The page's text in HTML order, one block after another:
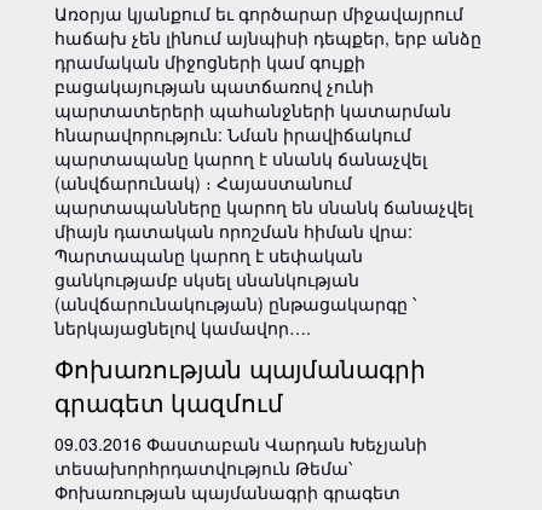
Առօրյա կյանքում եւ գործարար միջավայրում
հաճախ չեն լինում այնպիսի դեպքեր, երբ անձը
դրամական միջոցների կամ գույքի
բացակայության պատճառով չունի
պարտատերերի պահանջների կատարման
հնարավորություն: Նման իրավիճակում
պարտապանը կարող է սնանկ ճանաչվել
(անվճարունակ) ։ Հայաստանում
պարտապանները կարող են սնանկ ճանաչվել
միայն դատական որոշման հիման վրա:
Պարտապանը կարող է սեփական
ցանկությամբ սկսել սնանկության
(անվճարունակության) ընթացակարգը ՝
ներկայացնելով կամավոր….
Փոխառության պայմանագրի
գրագետ կազմում
09.03.2016 Փաստաբան Վարդան Խեչյանի
տեսախորհրդատվություն Թեմա՝
Փոխառության պայմանագրի գրագետ